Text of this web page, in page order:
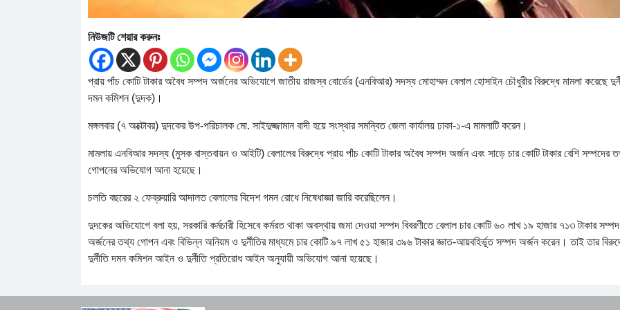
নিউজটি শেয়ার করুনঃ
প্রায় পাঁচ কোটি টাকার অবৈধ সম্পদ অর্জনের অভিযোগে জাতীয় রাজস্ব বোর্ডের (এনবিআর) সদস্য মোহাম্মদ বেলাল হোসাইন চৌধুরীর বিরুদ্ধে মামলা করেছে
দমন কমিশন (দুদক)।
মঙ্গলবার (৭ অক্টোবর) দুদকের উপ-পরিচালক মো. সাইদুজ্জামান বাদী হয়ে সংস্থার সমন্বিত জেলা কার্যালয় ঢাকা-১-এ মামলাটি করেন।
মামলায় এনবিআর সদস্য (মুসক বাস্তবায়ন ও আইটি) বেলালের বিরুদ্ধে প্রায় পাঁচ কোটি টাকার অবৈধ সম্পদ অর্জন এবং সাড়ে চার কোটি টাকার বেশি সম্পদের
গোপনের অভিযোগ আনা হয়েছে।
চলতি বছরের ২ ফেব্রুয়ারি আদালত বেলালের বিদেশ গমন রোধে নিষেধাজ্ঞা জারি করেছিলেন।
দুদকের অভিযোগে বলা হয়, সরকারি কর্মচারী হিসেবে কর্মরত থাকা অবস্থায় জমা দেওয়া সম্পদ বিবরণীতে বেলাল চার কোটি ৬০ লাখ ১৯ হাজার ৭১৩ টাকার সম্পদ
অর্জনের তথ্য গোপন এবং বিভিন্ন অনিয়ম ও দুর্নীতির মাধ্যমে চার কোটি ৯৭ লাখ ৫১ হাজার ৩৯৬ টাকার জ্ঞাত-আয়বহির্ভূত সম্পদ অর্জন করেন। তাই তার
দুর্নীতি দমন কমিশন আইন ও দুর্নীতি প্রতিরোধ আইন অনুযায়ী অভিযোগ আনা হয়েছে।